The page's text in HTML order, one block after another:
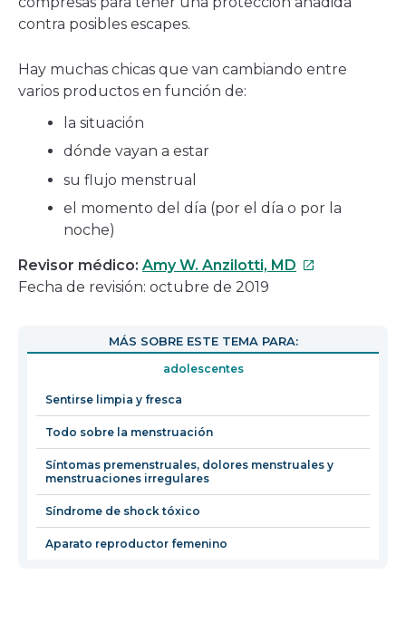
contra posibles escapes.
Hay muchas chicas que van cambiando entre
varios productos en función de:
la situación
dónde vayan a estar
su flujo menstrual
el momento del día (por el día o por la
noche)
Revisor médico: Amy W. Anzilotti, MD Este
en
ventana
Fecha de revisión: octubre de 2019
MÁS SOBRE ESTE TEMA PARA:
adolescentes
Sentirse limpia y fresca
Todo sobre la menstruación
Síntomas premenstruales, dolores menstruales y
menstruaciones irregulares
Síndrome de shock tóxico
Aparato reproductor femenino